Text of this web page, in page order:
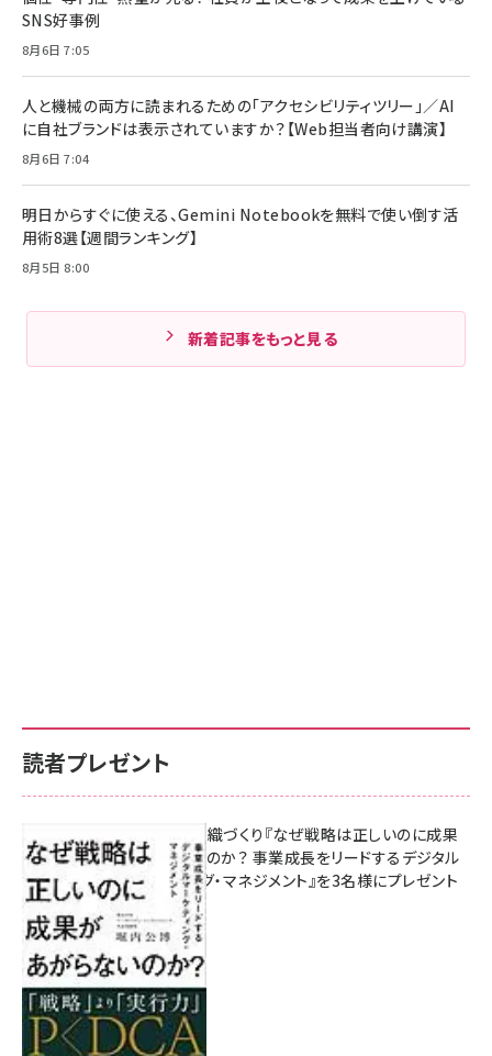
SNS好事例
8月6日 7:05
人と機械の両方に読まれるための「アクセシビリティツリー」／AI
に自社ブランドは表示されていますか？【Web担当者向け講演】
8月6日 7:04
明日からすぐに使える、Gemini Notebookを無料で使い倒す活
用術8選【週間ランキング】
8月5日 8:00
新着記事をもっと見る
読者プレゼント
成果を生む組織づくり『なぜ戦略は正しいのに成果
があがらないのか？ 事業成長をリードするデジタル
マーケティング・マネジメント』を3名様にプレゼント
8月7日 10:00